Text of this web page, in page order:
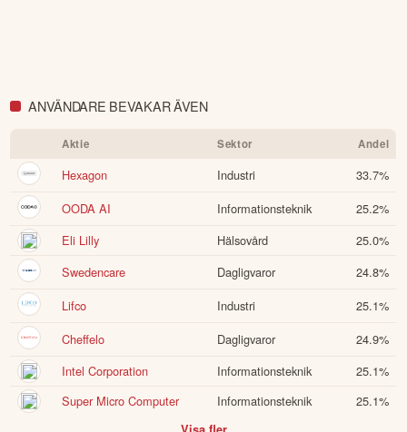
ANVÄNDARE BEVAKAR ÄVEN
Aktie Sektor Andel
Hexagon Industri 33.7%
OODA AI
Informationsteknik 25.2%
Eli Lilly
Hälsovård 25.0%
Swedencare
Dagligvaror 24.8%
Lifco
Industri 25.1%
Cheffelo
Dagligvaror 24.9%
Intel Corporation
Informationsteknik 25.1%
Super Micro Computer
Informationsteknik 25.1%